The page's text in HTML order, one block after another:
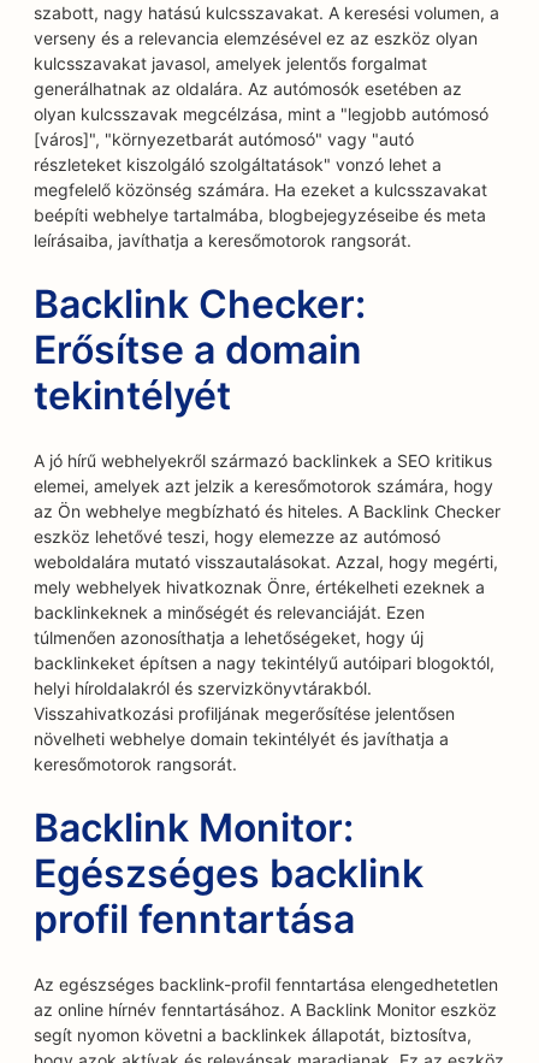
szabott, nagy hatású kulcsszavakat. A keresési volumen, a
verseny és a relevancia elemzésével ez az eszköz olyan
kulcsszavakat javasol, amelyek jelentős forgalmat
generálhatnak az oldalára. Az autómosók esetében az
olyan kulcsszavak megcélzása, mint a "legjobb autómosó
[város]", "környezetbarát autómosó" vagy "autó
részleteket kiszolgáló szolgáltatások" vonzó lehet a
megfelelő közönség számára. Ha ezeket a kulcsszavakat
beépíti webhelye tartalmába, blogbejegyzéseibe és meta
leírásaiba, javíthatja a keresőmotorok rangsorát.
Backlink Checker:
Erősítse a domain
tekintélyét
A jó hírű webhelyekről származó backlinkek a SEO kritikus
elemei, amelyek azt jelzik a keresőmotorok számára, hogy
az Ön webhelye megbízható és hiteles. A Backlink Checker
eszköz lehetővé teszi, hogy elemezze az autómosó
weboldalára mutató visszautalásokat. Azzal, hogy megérti,
mely webhelyek hivatkoznak Önre, értékelheti ezeknek a
backlinkeknek a minőségét és relevanciáját. Ezen
túlmenően azonosíthatja a lehetőségeket, hogy új
backlinkeket építsen a nagy tekintélyű autóipari blogoktól,
helyi híroldalakról és szervizkönyvtárakból.
Visszahivatkozási profiljának megerősítése jelentősen
növelheti webhelye domain tekintélyét és javíthatja a
keresőmotorok rangsorát.
Backlink Monitor:
Egészséges backlink
profil fenntartása
Az egészséges backlink-profil fenntartása elengedhetetlen
az online hírnév fenntartásához. A Backlink Monitor eszköz
segít nyomon követni a backlinkek állapotát, biztosítva,